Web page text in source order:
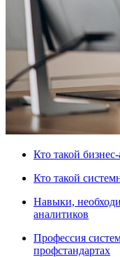
Кто такой
Кто такой
Навыки,
аналитиков
Профессия
профстандартах